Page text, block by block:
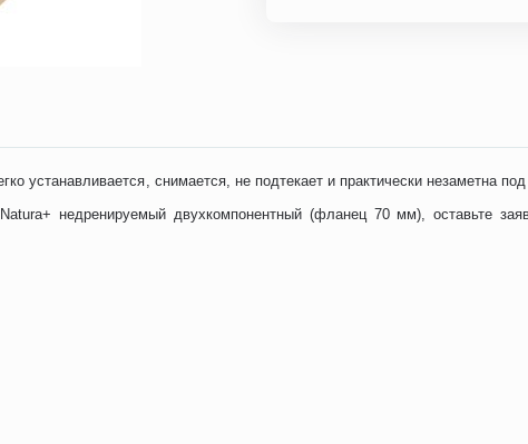
устанавливается, снимается, не подтекает и практически незаметна
недренируемый двухкомпонентный (фланец 70 мм), оставьте